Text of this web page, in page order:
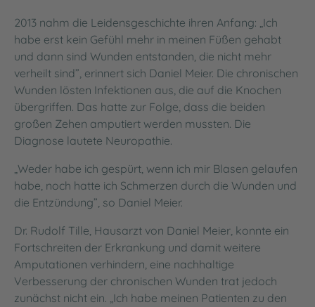
2013 nahm die Leidensgeschichte ihren Anfang: „Ich
habe erst kein Gefühl mehr in meinen Füßen gehabt
und dann sind Wunden entstanden, die nicht mehr
verheilt sind”, erinnert sich Daniel Meier. Die chronischen
Wunden lösten Infektionen aus, die auf die Knochen
übergriffen. Das hatte zur Folge, dass die beiden
großen Zehen amputiert werden mussten. Die
Diagnose lautete Neuropathie.
„Weder habe ich gespürt, wenn ich mir Blasen gelaufen
habe, noch hatte ich Schmerzen durch die Wunden und
die Entzündung”, so Daniel Meier.
Dr. Rudolf Tille, Hausarzt von Daniel Meier, konnte ein
Fortschreiten der Erkrankung und damit weitere
Amputationen verhindern, eine nachhaltige
Verbesserung der chronischen Wunden trat jedoch
zunächst nicht ein. „Ich habe meinen Patienten zu den